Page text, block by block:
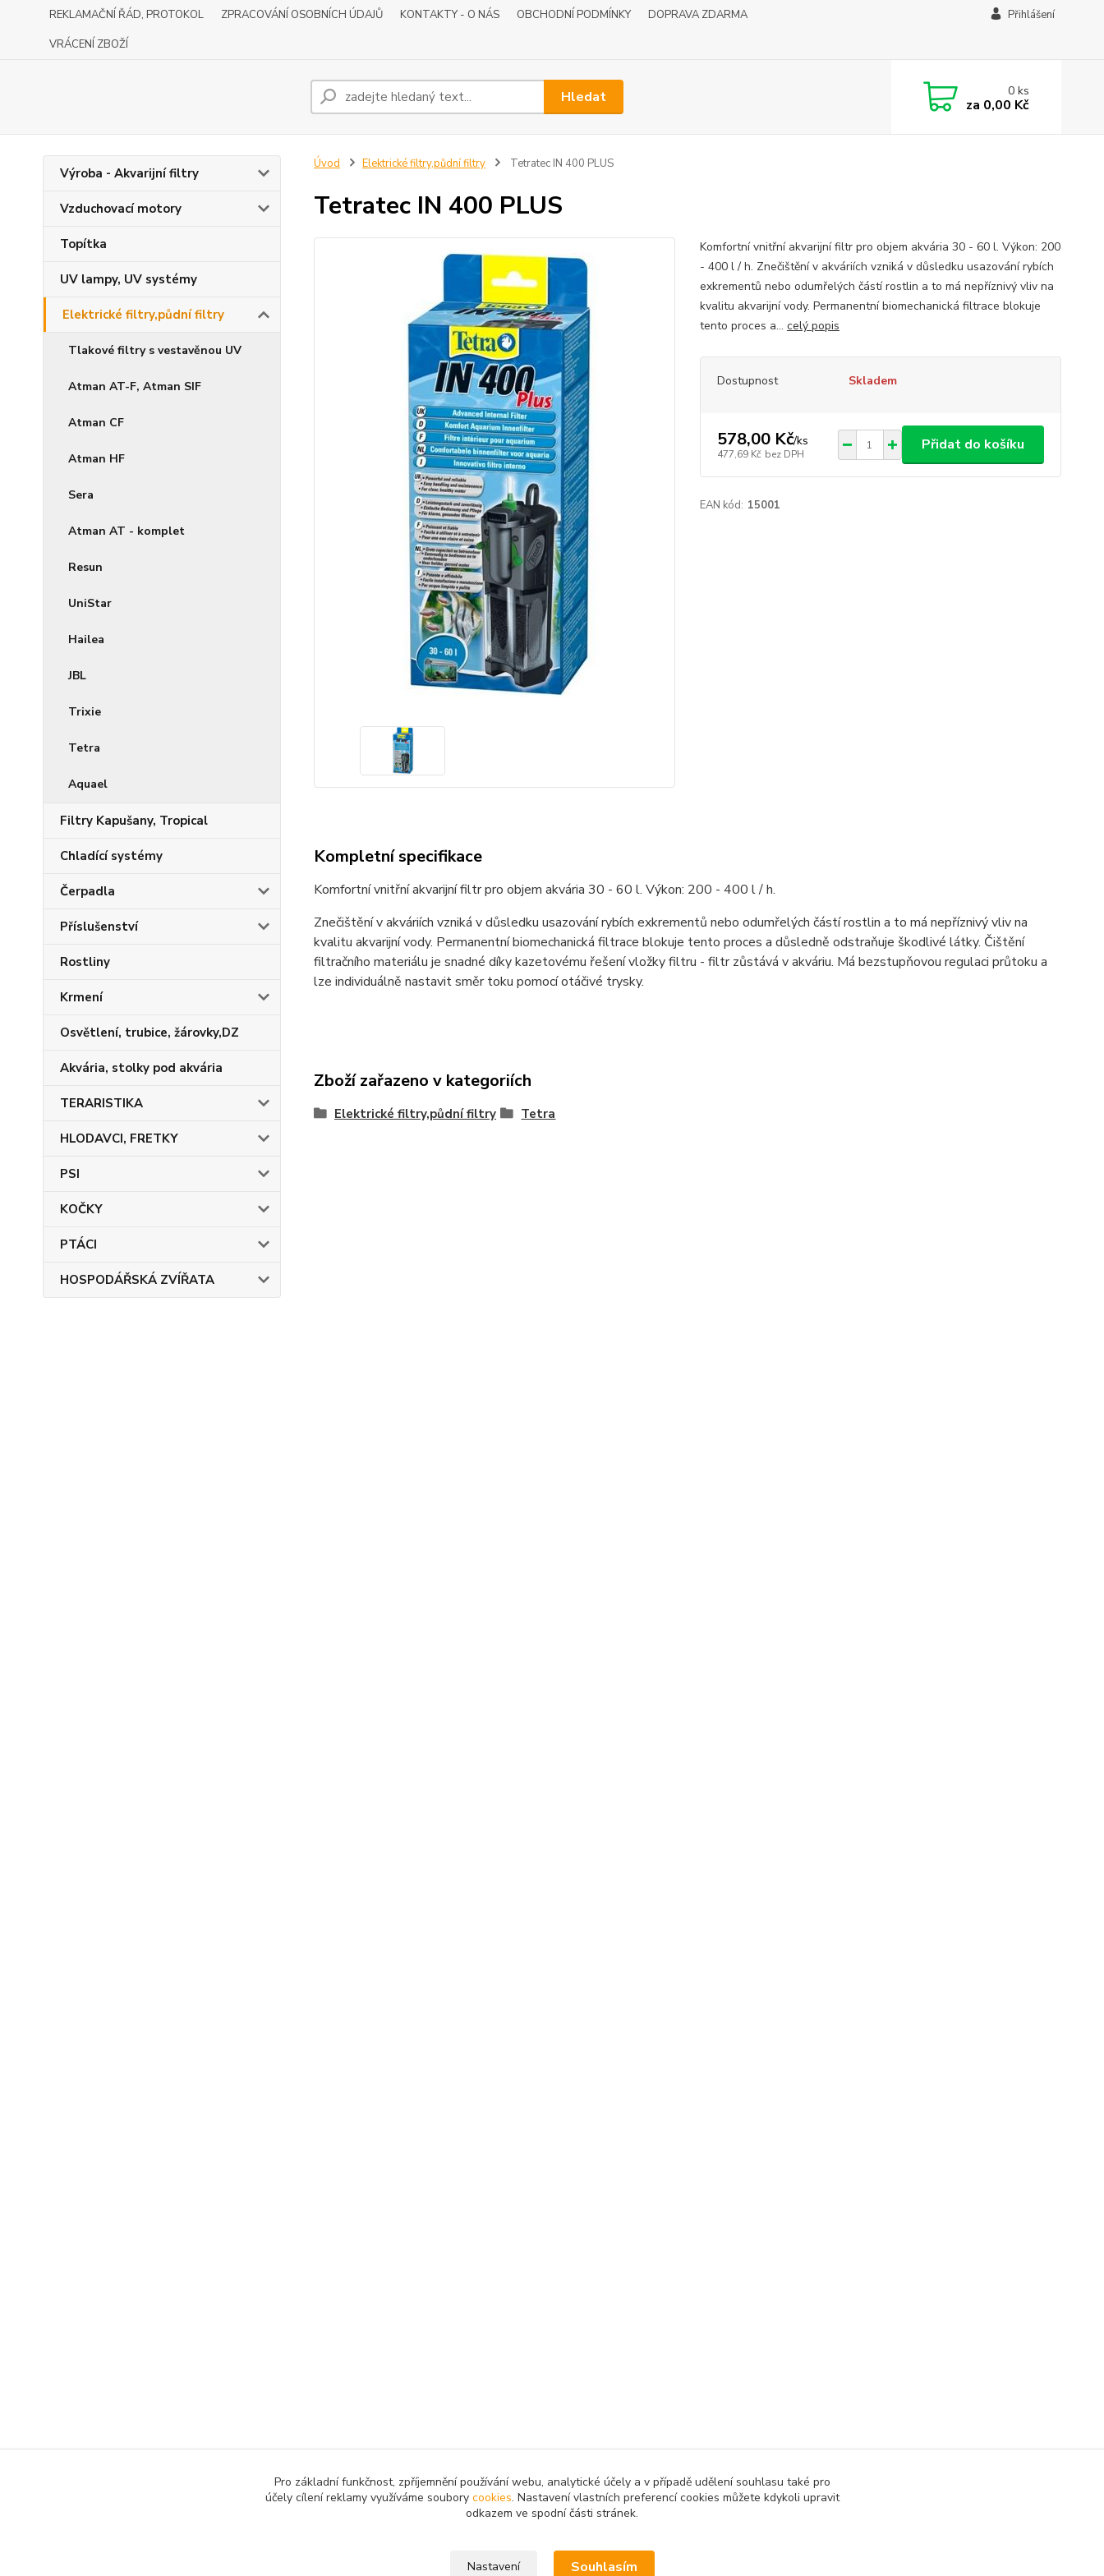
REKLAMAČNÍ ŘÁD, PROTOKOL ZPRACOVÁNÍ OSOBNÍCH ÚDAJŮ KONTAKTY - O NÁS OBCHODNÍ PODMÍNKY
DOPRAVA ZDARMA
VRÁCENÍ ZBOŽÍ
Přihlášení
Hledat 0ks
za 0,00 Kč
Výroba - Akvarijní filtry
Vzduchovací motory
Topítka
UV lampy, UV systémy
Elektrické filtry,půdní filtry
Tlakové filtry s vestavěnou UV
Atman AT-F, Atman SIF
Atman CF
Atman HF
Sera
Atman AT - komplet
Resun
UniStar
Hailea
JBL
Trixie
Tetra
Aquael
Filtry Kapušany, Tropical
Chladící systémy
Čerpadla
Příslušenství
Rostliny
Krmení
Osvětlení, trubice, žárovky,DZ
Akvária, stolky pod akvária
TERARISTIKA
HLODAVCI, FRETKY
PSI
KOČKY
PTÁCI
HOSPODÁŘSKÁ ZVÍŘATA
Úvod Elektrické filtry,půdní filtry Tetratec IN 400 PLUS
Tetratec IN 400 PLUS
Komfortní vnitřní akvarijní filtr pro objem akvária 30 - 60 l. Výkon: 200
- 400 l / h. Znečištění v akváriích vzniká v důsledku usazování rybích
exkrementů nebo odumřelých částí rostlin a to má nepříznivý vliv na
kvalitu akvarijní vody. Permanentní biomechanická filtrace blokuje
tento proces a... celý popis
Dostupnost Skladem
578,00 Kč/ks
477,69 Kč bez DPH
Přidat do košíku
EAN kód: 15001
Kompletní specifikace
Komfortní vnitřní akvarijní filtr pro objem akvária 30 - 60 l. Výkon: 200 - 400 l / h.
Znečištění v akváriích vzniká v důsledku usazování rybích exkrementů nebo odumřelých částí rostlin a to má nepříznivý vliv na
kvalitu akvarijní vody. Permanentní biomechanická filtrace blokuje tento proces a důsledně odstraňuje škodlivé látky. Čištění
filtračního materiálu je snadné díky kazetovému řešení vložky filtru - filtr zůstává v akváriu. Má bezstupňovou regulaci průtoku a
lze individuálně nastavit směr toku pomocí otáčivé trysky.
Zboží zařazeno v kategoriích
Elektrické filtry,půdní filtry Tetra
Upravit sběr cookies.
Pro základní funkčnost, zpříjemnění používání webu, analytické účely a v případě udělení souhlasu také pro
účely cílení reklamy využíváme soubory cookies. Nastavení vlastních preferencí cookies můžete kdykoli upravit
odkazem ve spodní části stránek.
Nastavení Souhlasím